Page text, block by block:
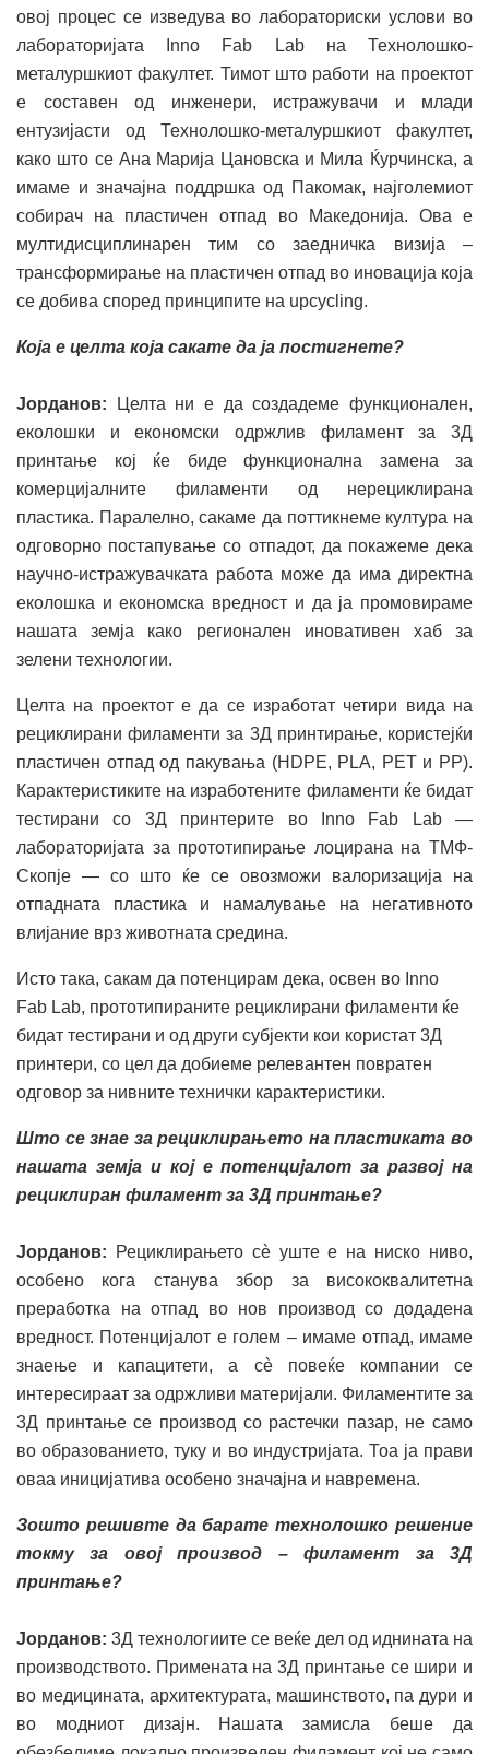
овој процес се изведува во лабораториски услови во
лабораторијата Inno Fab Lab на Технолошко-
металуршкиот факултет. Тимот што работи на проектот
е составен од инженери, истражувачи и млади
ентузијасти од Технолошко-металуршкиот факултет,
како што се Ана Марија Цановска и Мила Ќурчинска, а
имаме и значајна поддршка од Пакомак, најголемиот
собирач на пластичен отпад во Македонија. Ова е
мултидисциплинарен тим со заедничка визија –
трансформирање на пластичен отпад во иновација која
се добива според принципите на upcycling.
Која е целта која сакате да ја постигнете?
Јорданов:
Целта ни е да создадеме функционален,
еколошки и економски одржлив филамент за 3Д
принтање кој ќе биде функционална замена за
комерцијалните филаменти од нерециклирана
пластика. Паралелно, сакаме да поттикнеме култура на
одговорно постапување со отпадот, да покажеме дека
научно-истражувачката работа може да има директна
еколошка и економска вредност и да ја промовираме
нашата земја како регионален иновативен хаб за
зелени технологии.
Целта на проектот е да се изработат четири вида на
рециклирани филаменти за 3Д принтирање, користејќи
пластичен отпад од пакувања (HDPE, PLA, PET и PP).
Карактеристиките на изработените филаменти ќе бидат
тестирани со 3Д принтерите во Inno Fab Lab —
лабораторијата за прототипирање лоцирана на ТМФ-
Скопје — со што ќе се овозможи валоризација на
отпадната пластика и намалување на негативното
влијание врз животната средина.
Исто така, сакам да потенцирам дека, освен во Inno
Fab Lab, прототипираните рециклирани филаменти ќе
бидат тестирани и од други субјекти кои користат 3Д
принтери, со цел да добиеме релевантен повратен
одговор за нивните технички карактеристики.
Што се знае за рециклирањето на пластиката во
нашата земја и кој е потенцијалот за развој на
рециклиран филамент за 3Д принтање?
Јорданов: Рециклирањето сè уште е на ниско ниво,
особено кога станува збор за висококвалитетна
преработка на отпад во нов производ со додадена
вредност. Потенцијалот е голем – имаме отпад, имаме
знаење и капацитети, а сè повеќе компании се
интересираат за одржливи материјали. Филаментите за
3Д принтање се производ со растечки пазар, не само
во образованието, туку и во индустријата. Тоа ја прави
оваа иницијатива особено значајна и навремена.
Зошто решивте да барате технолошко решение
токму за овој производ – филамент за 3Д
принтање?
Јорданов: 3Д технологиите се веќе дел од иднината на
производството. Примената на 3Д принтање се шири и
во медицината, архитектурата, машинството, па дури и
во модниот дизајн. Нашата замисла беше да